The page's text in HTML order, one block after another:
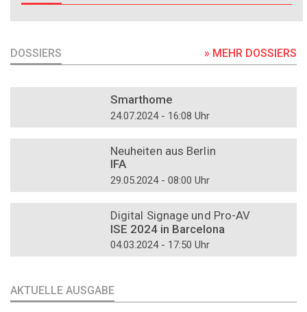
DOSSIERS » MEHR DOSSIERS
Smarthome
24.07.2024 - 16:08 Uhr
Neuheiten aus Berlin
IFA
29.05.2024 - 08:00 Uhr
Digital Signage und Pro-AV
ISE 2024 in Barcelona
04.03.2024 - 17:50 Uhr
AKTUELLE AUSGABE